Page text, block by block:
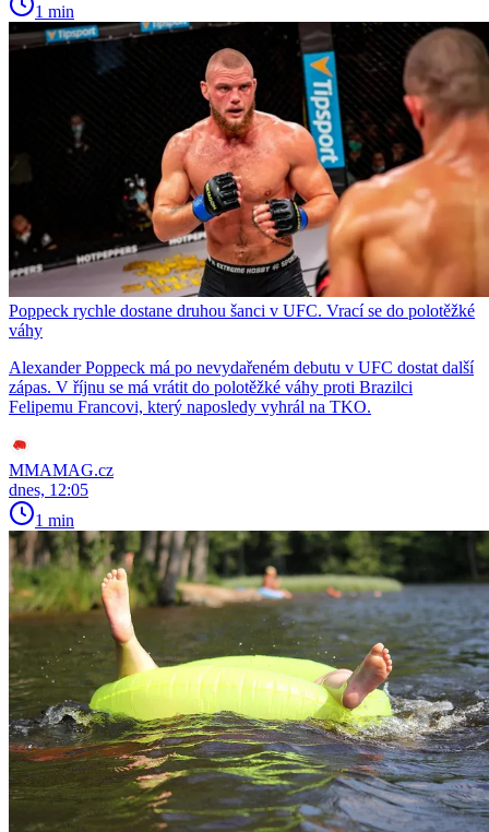
1 min
Poppeck rychle dostane druhou šanci v UFC. Vrací se do polotěžké
váhy
Alexander Poppeck má po nevydařeném debutu v UFC dostat další
zápas. V říjnu se má vrátit do polotěžké váhy proti Brazilci
Felipemu Francovi, který naposledy vyhrál na TKO.
MMAMAG.cz
dnes, 12:05
1 min